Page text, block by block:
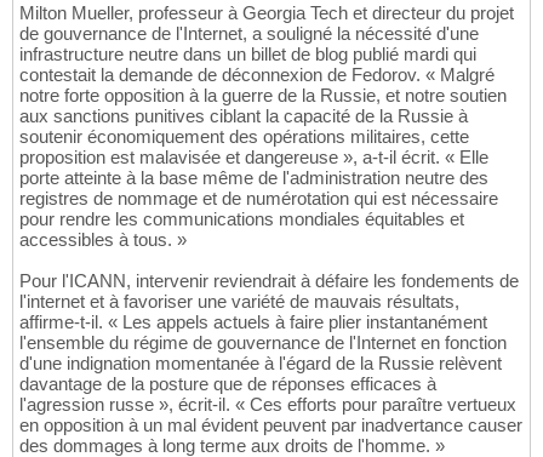
Milton Mueller, professeur à Georgia Tech et directeur du projet
de gouvernance de l'Internet, a souligné la nécessité d'une
infrastructure neutre dans un billet de blog publié mardi qui
contestait la demande de déconnexion de Fedorov. « Malgré
notre forte opposition à la guerre de la Russie, et notre soutien
aux sanctions punitives ciblant la capacité de la Russie à
soutenir économiquement des opérations militaires, cette
proposition est malavisée et dangereuse », a-t-il écrit. « Elle
porte atteinte à la base même de l'administration neutre des
registres de nommage et de numérotation qui est nécessaire
pour rendre les communications mondiales équitables et
accessibles à tous. »
Pour l'ICANN, intervenir reviendrait à défaire les fondements de
l'internet et à favoriser une variété de mauvais résultats,
affirme-t-il. « Les appels actuels à faire plier instantanément
l'ensemble du régime de gouvernance de l'Internet en fonction
d'une indignation momentanée à l'égard de la Russie relèvent
davantage de la posture que de réponses efficaces à
l'agression russe », écrit-il. « Ces efforts pour paraître vertueux
en opposition à un mal évident peuvent par inadvertance causer
des dommages à long terme aux droits de l'homme. »